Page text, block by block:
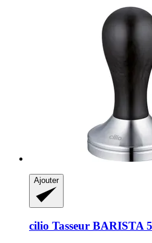
Ajouter
cilio Tasseur BARISTA